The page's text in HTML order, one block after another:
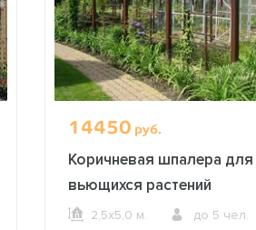
14450 руб.
Коричневая шпалера для
вьющихся растений
2,5х5,0 м. до 5 чел.